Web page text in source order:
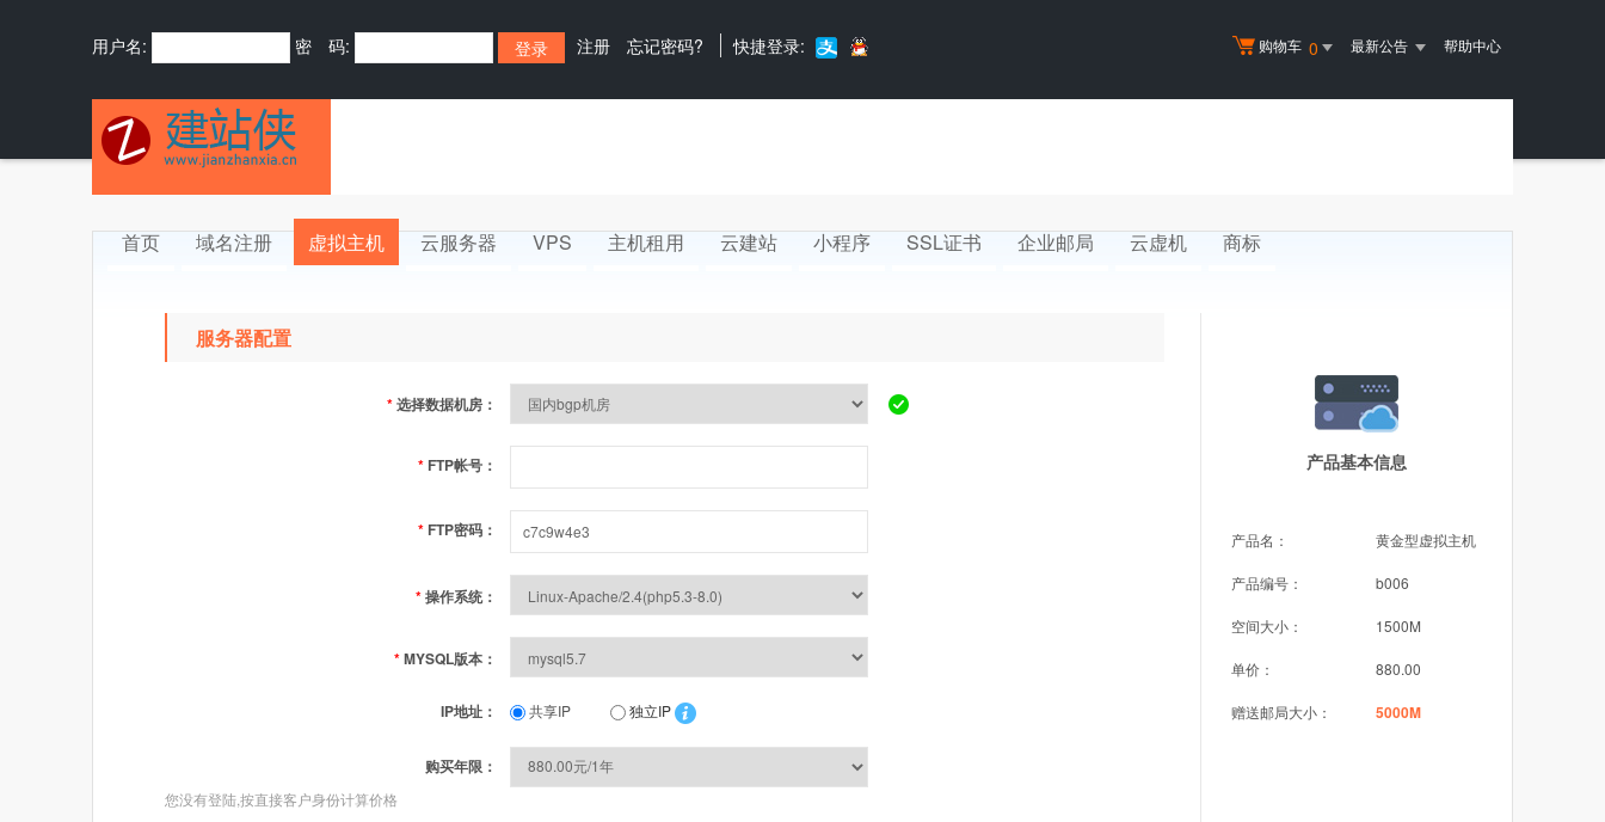
购物车 0 最新公告 帮助中心
用户名: 密 码: 注册 忘记密码? 快捷登录:
首页 域名注册 虚拟主机 云服务器 VPS 主机租用 云建站 小程序 SSL证书 企业邮局 云虚机 商标
产品基本信息
产品名： 黄金型虚拟主机
产品编号： b006
空间大小： 1500M
单价： 880.00
赠送邮局大小： 5000M
服务器配置
*选择数据机房：
* FTP帐号：
* FTP密码：
*操作系统：
*MYSQL版本：
IP地址： 共享IP 独立IP
购买年限：
您没有登陆,按直接客户身份计算价格